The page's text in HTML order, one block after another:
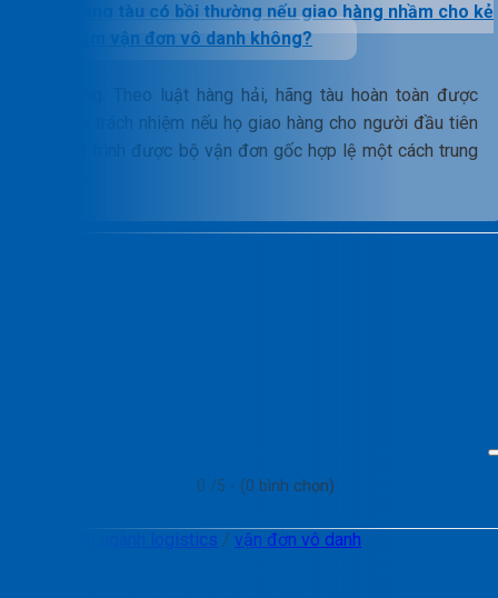
Hãng tàu có bồi thường nếu giao hàng nhầm cho kẻ
trộm cầm vận đơn vô danh không?
Không. Theo luật hàng hải, hãng tàu hoàn toàn được
miễn trách nhiệm nếu họ giao hàng cho người đầu tiên
xuất trình được bộ vận đơn gốc hợp lệ một cách trung
0 /5 - (0 bình chọn)
tin ngành logistics / vận đơn vô danh